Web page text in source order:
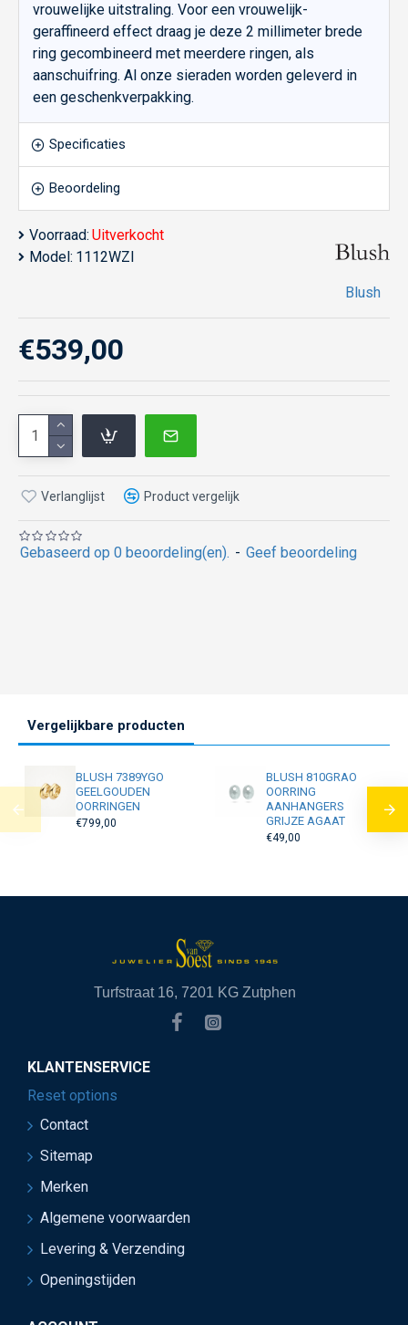
vrouwelijke uitstraling. Voor een vrouwelijk-
geraffineerd effect draag je deze 2 millimeter brede
ring gecombineerd met meerdere ringen, als
aanschuifring. Al onze sieraden worden geleverd in
een geschenkverpakking.
Specificaties
Beoordeling
Voorraad: Uitverkocht
Model: 1112WZI
Blush
Gebaseerd op 0 beoordeling(en). - Geef beoordeling
€539,00
Verlanglijst Product vergelijk
Vergelijkbare producten
BLUSH 7389YGO
GEELGOUDEN
OORRINGEN
€799,00
BLUSH 810GRAO
OORRING
AANHANGERS
GRIJZE AGAAT
€49,00
Turfstraat 16, 7201 KG Zutphen
KLANTENSERVICE
Reset options
Contact
Sitemap
Merken
Algemene voorwaarden
Levering & Verzending
Openingstijden